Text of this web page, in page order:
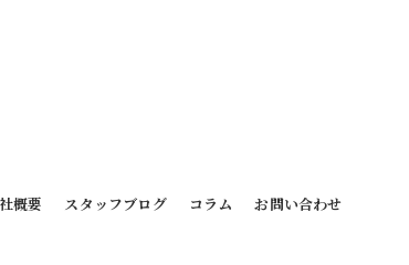
概要 スタッフブログ コラム
お問い合わせ